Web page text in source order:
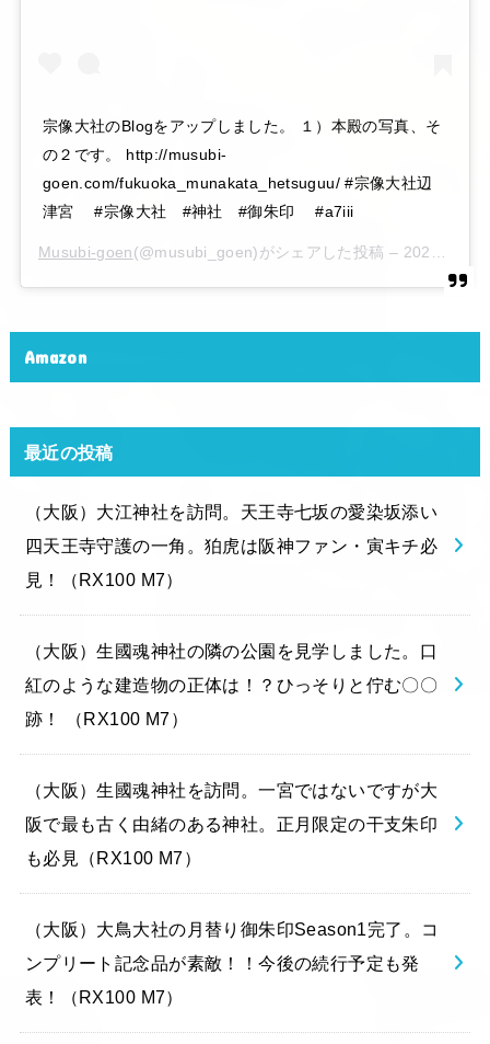
宗像大社のBlogをアップしました。 １）本殿の写真、そ
の２です。 http://musubi-
goen.com/fukuoka_munakata_hetsuguu/ #宗像大社辺
津宮 #宗像大社 #神社 #御朱印 #a7iii
Musubi-goen(@musubi_goen)がシェアした投稿 – 2020年 6月月6日午後10時15分PDT
Amazon
最近の投稿
（大阪）大江神社を訪問。天王寺七坂の愛染坂添い
四天王寺守護の一角。狛虎は阪神ファン・寅キチ必
見！（RX100 M7）
（大阪）生國魂神社の隣の公園を見学しました。口
紅のような建造物の正体は！？ひっそりと佇む〇〇
跡！ （RX100 M7）
（大阪）生國魂神社を訪問。一宮ではないですが大
阪で最も古く由緒のある神社。正月限定の干支朱印
も必見（RX100 M7）
（大阪）大鳥大社の月替り御朱印Season1完了。コ
ンプリート記念品が素敵！！今後の続行予定も発
表！（RX100 M7）